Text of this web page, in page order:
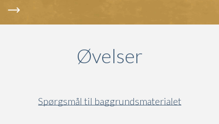
Øvelser
Spørgsmål til baggrundsmaterialet